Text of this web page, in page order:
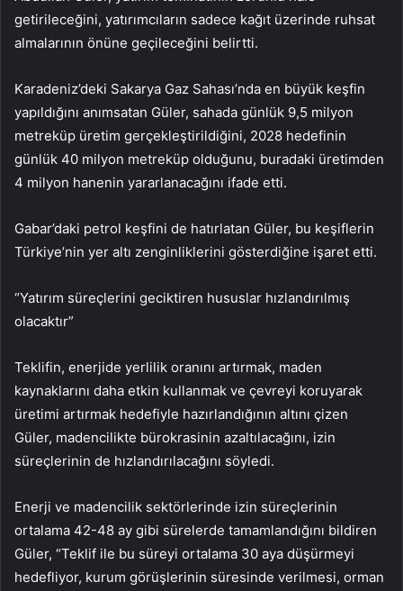
getirileceğini, yatırımcıların sadece kağıt üzerinde ruhsat
almalarının önüne geçileceğini belirtti.
Karadeniz’deki Sakarya Gaz Sahası’nda en büyük keşfin
yapıldığını anımsatan Güler, sahada günlük 9,5 milyon
metreküp üretim gerçekleştirildiğini, 2028 hedefinin
günlük 40 milyon metreküp olduğunu, buradaki üretimden
4 milyon hanenin yararlanacağını ifade etti.
Gabar’daki petrol keşfini de hatırlatan Güler, bu keşiflerin
Türkiye’nin yer altı zenginliklerini gösterdiğine işaret etti.
“Yatırım süreçlerini geciktiren hususlar hızlandırılmış
olacaktır”
Teklifin, enerjide yerlilik oranını artırmak, maden
kaynaklarını daha etkin kullanmak ve çevreyi koruyarak
üretimi artırmak hedefiyle hazırlandığının altını çizen
Güler, madencilikte bürokrasinin azaltılacağını, izin
süreçlerinin de hızlandırılacağını söyledi.
Enerji ve madencilik sektörlerinde izin süreçlerinin
ortalama 42-48 ay gibi sürelerde tamamlandığını bildiren
Güler, “Teklif ile bu süreyi ortalama 30 aya düşürmeyi
hedefliyor, kurum görüşlerinin süresinde verilmesi, orman